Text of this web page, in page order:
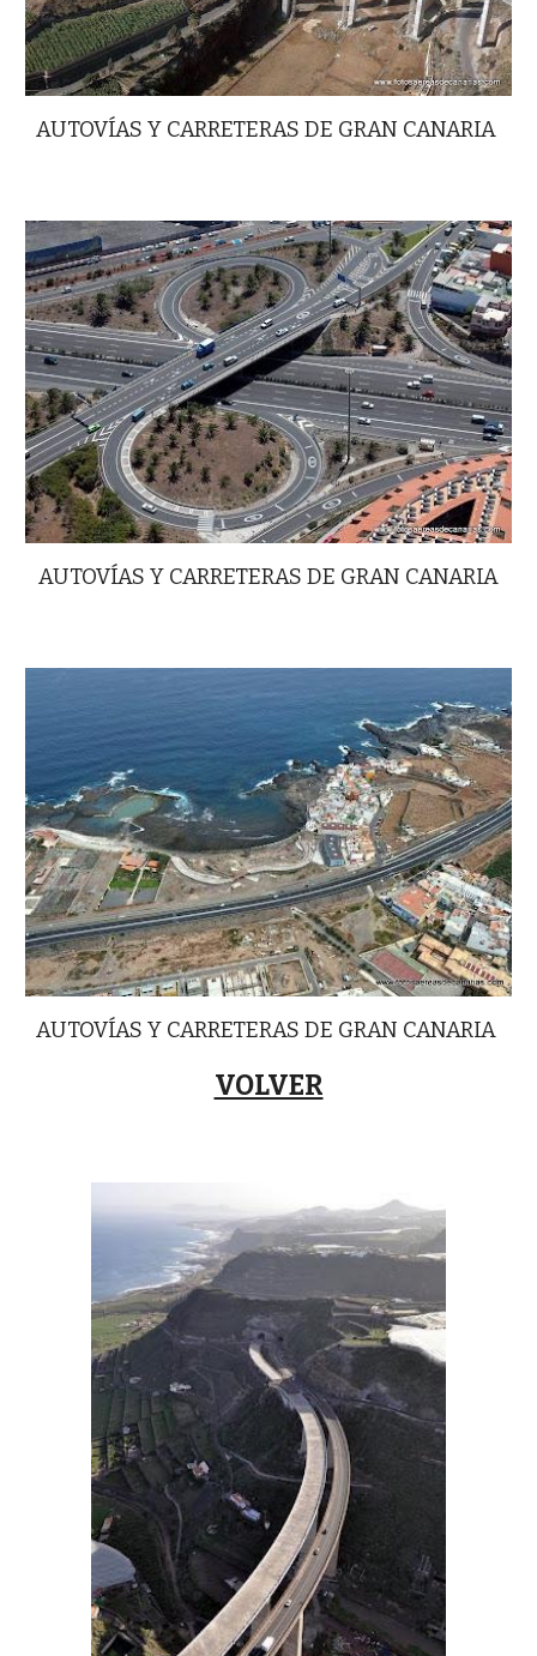
AUTOVÍAS Y CARRETERAS DE GRAN CANARIA
AUTOVÍAS Y CARRETERAS DE GRAN CANARIA
AUTOVÍAS Y CARRETERAS DE GRAN CANARIA
VOLVER